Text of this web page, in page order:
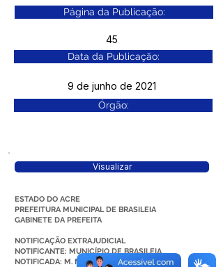
Página da Publicação:
45
Data da Publicação:
9 de junho de 2021
Órgão:
Visualizar
ESTADO DO ACRE
PREFEITURA MUNICIPAL DE BRASILEIA
GABINETE DA PREFEITA
NOTIFICAÇÃO EXTRAJUDICIAL
NOTIFICANTE: MUNICÍPIO DE BRASILEIA
NOTIFICADA: M. M. M. MENDONÇA OLIVEIRA